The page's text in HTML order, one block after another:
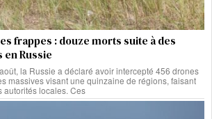
frappes : douze morts suite à des
en Russie
la Russie a déclaré avoir intercepté 456 drones
massives visant une quinzaine de régions, faisant
autorités locales. Ces